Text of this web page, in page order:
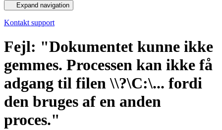
Expand navigation
Kontakt support
Fejl: "Dokumentet kunne ikke
gemmes. Processen kan ikke få
adgang til filen \\?\C:\... fordi
den bruges af en anden
proces."